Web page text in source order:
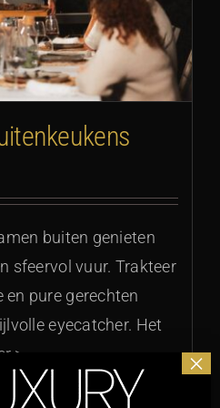
buiten genieten
sfeervol vuur. Trakteer
pure gerechten
eyecatcher. Het
>